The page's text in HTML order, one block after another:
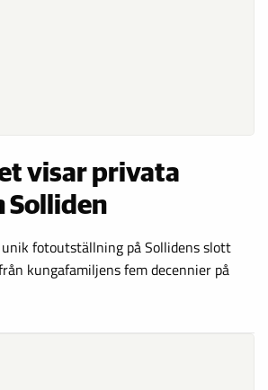
visar privata
Solliden
fotoutställning på Sollidens slott
kungafamiljens fem decennier på